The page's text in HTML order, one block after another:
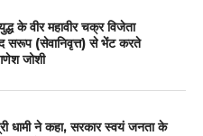
के वीर महावीर चक्र विजेता
(सेवानिवृत्त) से भेंट करते
जोशी
धामी ने कहा, सरकार स्वयं जनता के